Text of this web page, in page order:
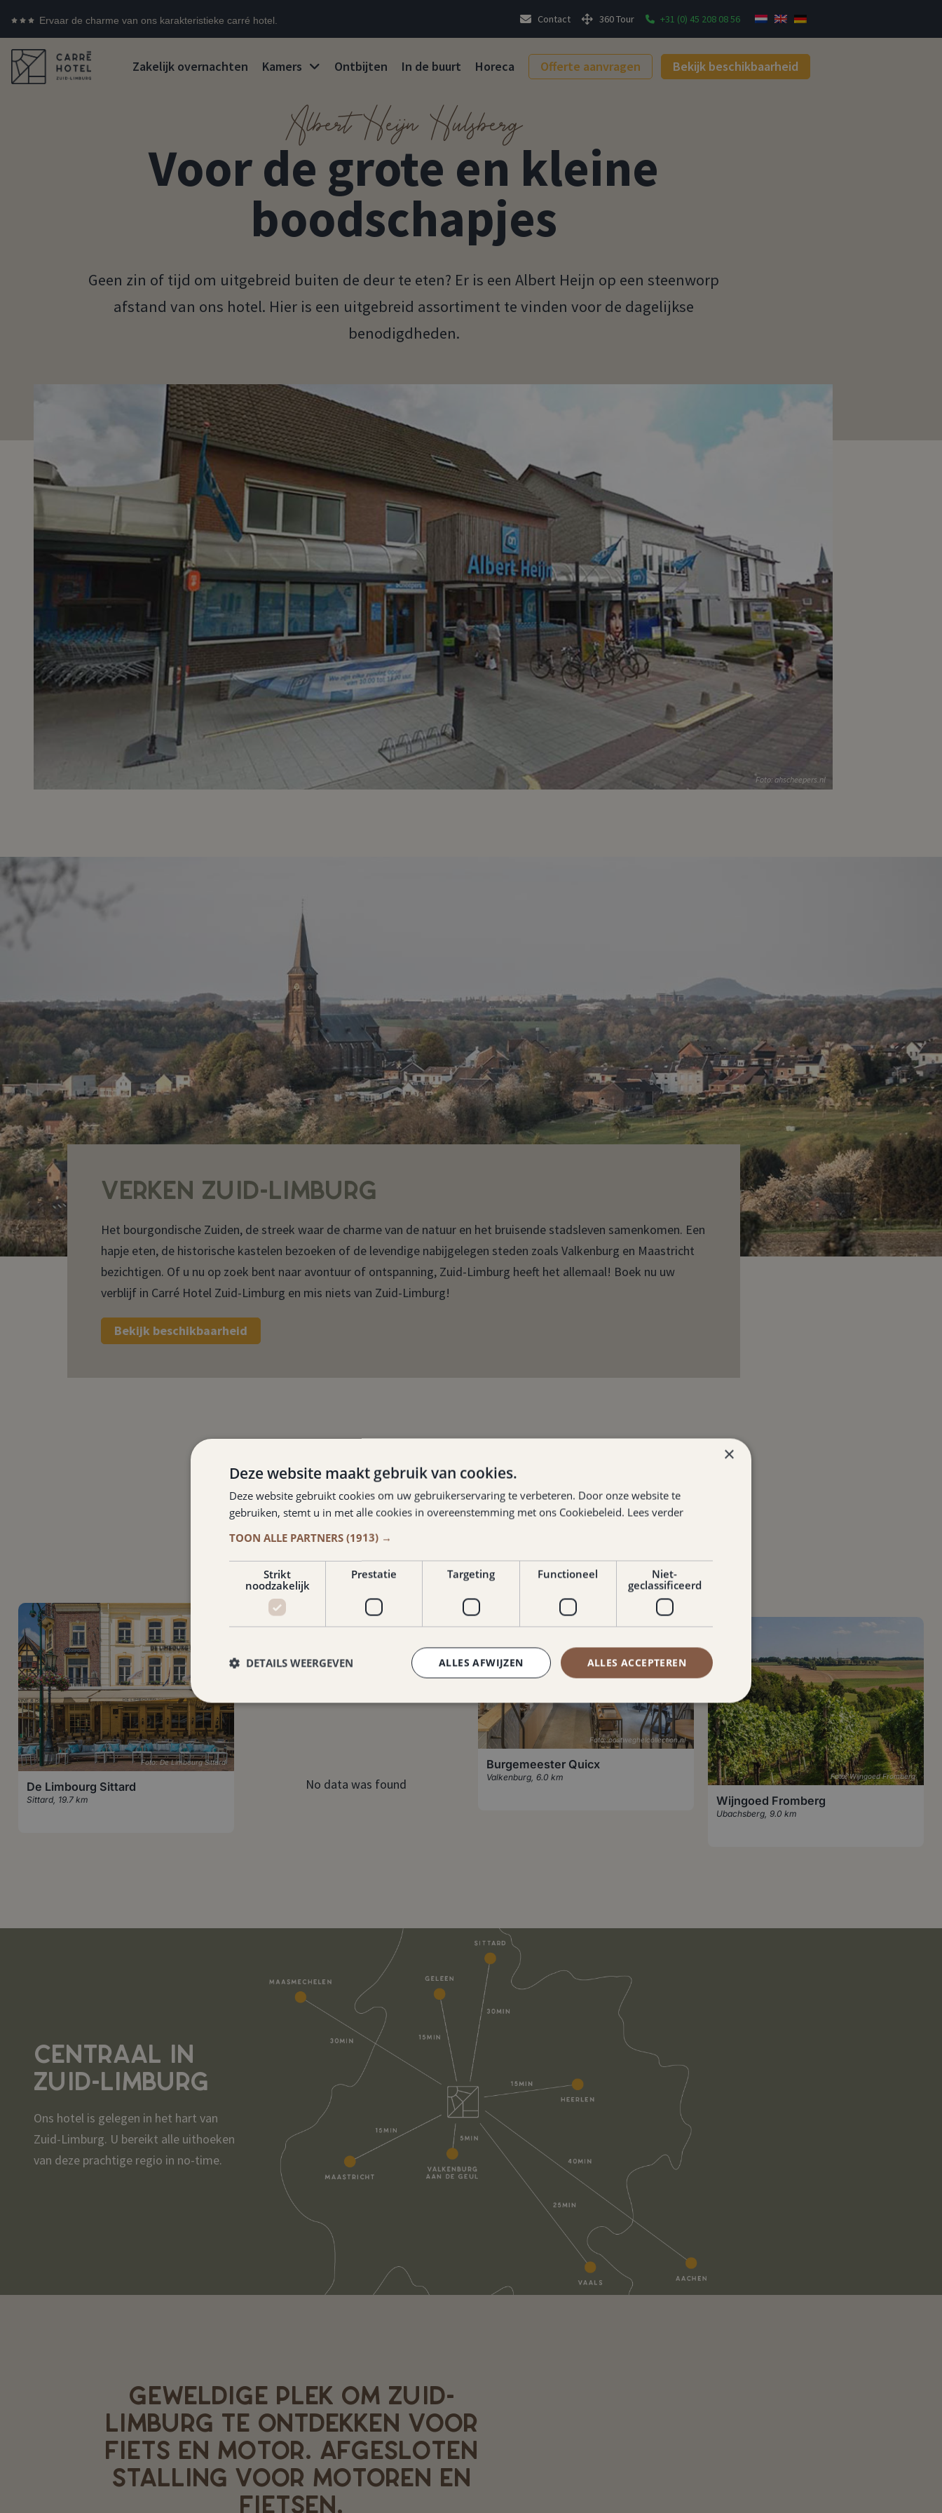
Ervaar de charme van ons karakteristieke carré hotel. Contact 360 Tour +31 (0) 45 208 08 56
Zakelijk overnachten Kamers Ontbijten In de buurt Horeca Offerte aanvragen Bekijk beschikbaarheid
Albert Heijn Hulsberg
Voor de grote en kleine
boodschapjes
Geen zin of tijd om uitgebreid buiten de deur te eten? Er is een Albert Heijn op een steenworp
afstand van ons hotel. Hier is een uitgebreid assortiment te vinden voor de dagelijkse
benodigdheden.
Foto: ahscheepers.nl
VERKEN ZUID-LIMBURG
Het bourgondische Zuiden, de streek waar de charme van de natuur en het bruisende stadsleven samenkomen. Een
hapje eten, de historische kastelen bezoeken of de levendige nabijgelegen steden zoals Valkenburg en Maastricht
bezichtigen. Of u nu op zoek bent naar avontuur of ontspanning, Zuid-Limburg heeft het allemaal! Boek nu uw
verblijf in Carré Hotel Zuid-Limburg en mis niets van Zuid-Limburg!
Bekijk beschikbaarheid
Hotspots
WAT TE DOEN IN DE BUURT
Foto: De Limbourg Sittard
De Limbourg Sittard
Sittard 19.7 km
No data was found
Foto: oostweghelcollection.nl
Burgemeester Quicx
Valkenburg 6.0 km Foto: Wijngoed Fromberg
Wijngoed Fromberg
Ubachsberg 9.0 km
CENTRAAL IN
ZUID-LIMBURG
Ons hotel is gelegen in het hart van
Zuid-Limburg. U bereikt alle uithoeken
van deze prachtige regio in no-time.
GEWELDIGE PLEK OM ZUID-
LIMBURG TE ONTDEKKEN VOOR
FIETS EN MOTOR. AFGESLOTEN
STALLING VOOR MOTOREN EN
FIETSEN.
×
Deze website maakt gebruik van cookies.
Deze website gebruikt cookies om uw gebruikerservaring te verbeteren. Door onze website te
gebruiken, stemt u in met alle cookies in overeenstemming met ons Cookiebeleid. Lees verder
TOON ALLE PARTNERS (1913) →
Strikt
noodzakelijk
Prestatie Targeting Functioneel
Niet-
geclassificeerd
ALLES ACCEPTEREN
ALLES AFWIJZEN
DETAILS WEERGEVEN